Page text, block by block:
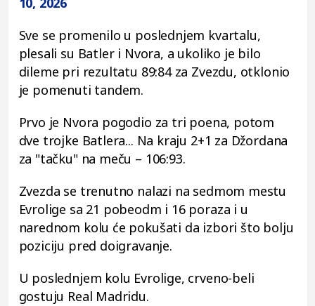
Sve se promenilo u poslednjem kvartalu,
plesali su Batler i Nvora, a ukoliko je bilo
dileme pri rezultatu 89:84 za Zvezdu, otklonio
je pomenuti tandem.
Prvo je Nvora pogodio za tri poena, potom
dve trojke Batlera... Na kraju 2+1 za Džordana
za "tačku" na meču – 106:93.
Zvezda se trenutno nalazi na sedmom mestu
Evrolige sa 21 pobeodm i 16 poraza i u
narednom kolu će pokušati da izbori što bolju
poziciju pred doigravanje.
U poslednjem kolu Evrolige, crveno-beli
gostuju Real Madridu.